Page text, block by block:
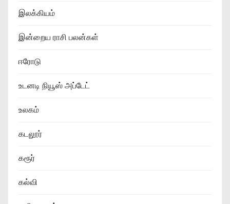
இலக்கியம்
இன்றைய ராசி பலன்கள்
ஈரோடு
உடனடி நியூஸ் அப்டேட்
உலகம்
கடலூர்
கரூர்
கல்வி